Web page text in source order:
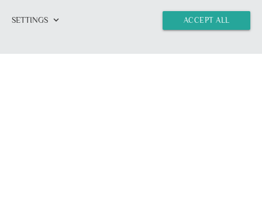
SETTINGS keyboard_arrow_down ACCEPT ALL